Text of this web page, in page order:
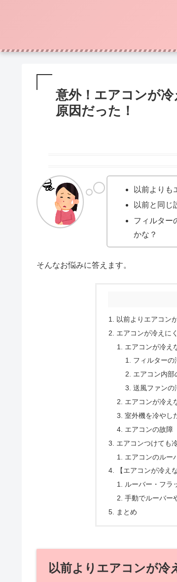
意外！エアコンが
原因だった！
以前よりも
以前と同じ
フィルター
かな？
そんなお悩みに答えます。
以前よりエアコン
エアコンが冷えに
エアコンが冷え
フィルターの
エアコン内部
送風ファンの
エアコンが冷え
室外機を冷やし
エアコンの故障
エアコンつけても
エアコンのルー
【エアコンが冷え
ルーバー・フラ
手動でルーバー
まとめ
以前よりエアコンが冷